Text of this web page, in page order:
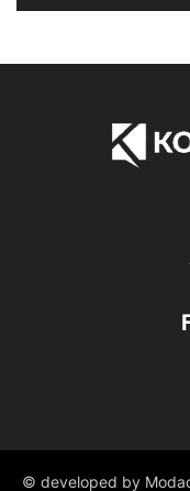
© developed by